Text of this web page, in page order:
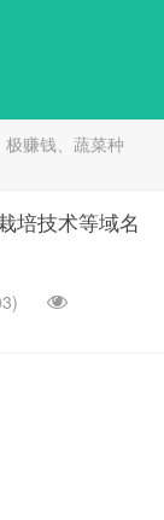
赚钱、蔬菜种
培技术等域名